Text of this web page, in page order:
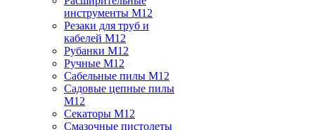
инструменты M12
Резаки для труб и
кабелей M12
Рубанки M12
Ручные M12
Сабельные пилы M12
Садовые цепные пилы
M12
Секаторы M12
Смазочные пистолеты